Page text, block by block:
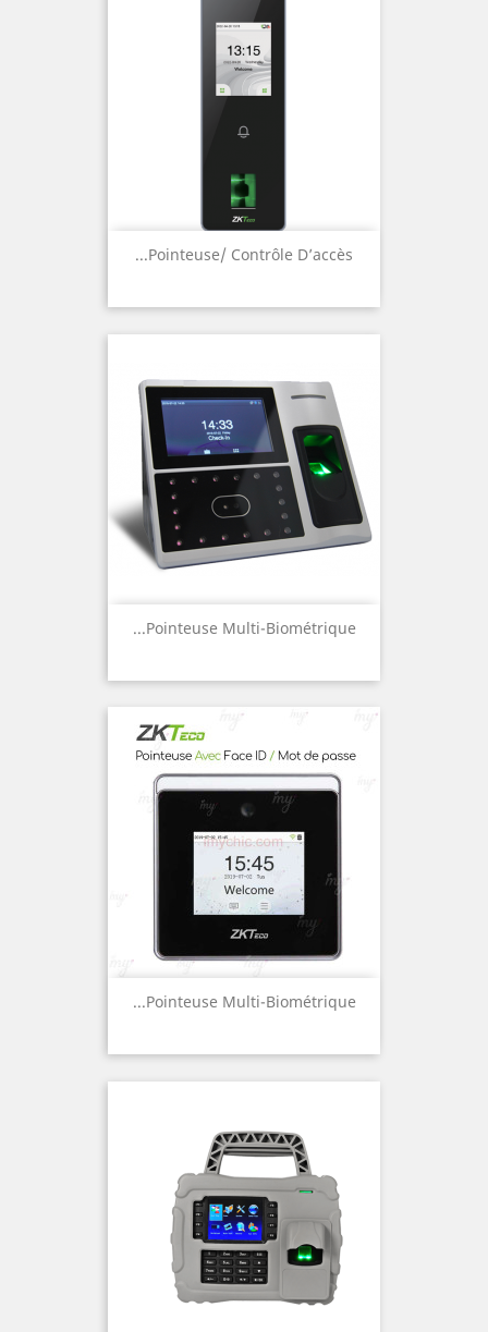
Pointeuse/ Contrôle D’accès...
Pointeuse Multi-Biométrique...
Pointeuse Multi-Biométrique...